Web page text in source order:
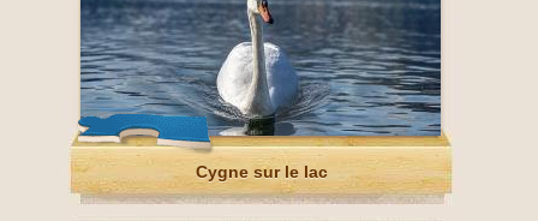
Cygne sur le lac